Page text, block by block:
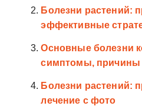
Болезни растений:
эффективные
Основные болезни
симптомы,
Болезни растений:
лечение с фото